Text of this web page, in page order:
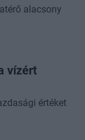
alacsony
vízért
értéket